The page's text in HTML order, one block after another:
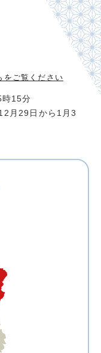
をご覧ください
時15分
月29日から1月3